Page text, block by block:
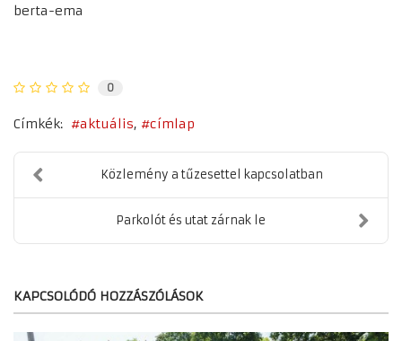
berta-ema
0
Címkék: aktuális címlap
Közlemény a tűzesettel kapcsolatban
Parkolót és utat zárnak le
KAPCSOLÓDÓ HOZZÁSZÓLÁSOK